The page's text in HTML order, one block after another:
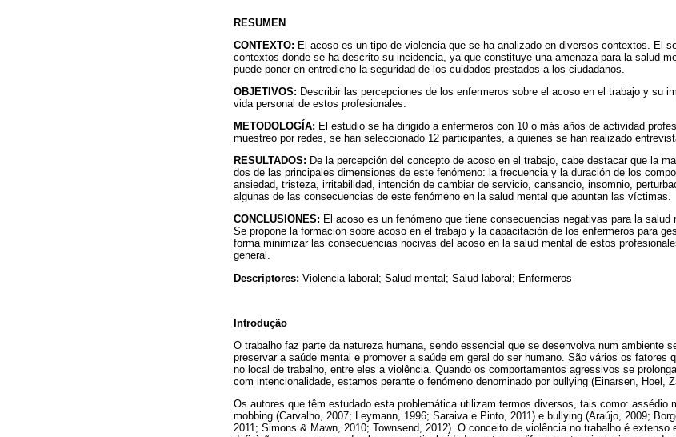
RESUMEN
CONTEXTO: El acoso es un tipo de violencia que se ha analizado en diversos contextos. El
contextos donde se ha descrito su incidencia, ya que constituye una amenaza para la salud
puede poner en entredicho la seguridad de los cuidados prestados a los ciudadanos.
OBJETIVOS: Describir las percepciones de los enfermeros sobre el acoso en el trabajo y su
vida personal de estos profesionales.
METODOLOGÍA: El estudio se ha dirigido a enfermeros con 10 o más años de actividad
muestreo por redes, se han seleccionado 12 participantes, a quienes se han realizado
RESULTADOS: De la percepción del concepto de acoso en el trabajo, cabe destacar que la
dos de las principales dimensiones de este fenómeno: la frecuencia y la duración de los
ansiedad, tristeza, irritabilidad, intención de cambiar de servicio, cansancio, insomnio,
algunas de las consecuencias de este fenómeno en la salud mental que apuntan las víctimas.
CONCLUSIONES: El acoso es un fenómeno que tiene consecuencias negativas para la
Se propone la formación sobre acoso en el trabajo y la capacitación de los enfermeros para
forma minimizar las consecuencias nocivas del acoso en la salud mental de estos
general.
Descriptores: Violencia laboral; Salud mental; Salud laboral; Enfermeros
Introdução
O trabalho faz parte da natureza humana, sendo essencial que se desenvolva num ambiente
preservar a saúde mental e promover a saúde em geral do ser humano. São vários os fatores
no local de trabalho, entre eles a violência. Quando os comportamentos agressivos se
com intencionalidade, estamos perante o fenómeno denominado por bullying (Einarsen, Hoel,
Os autores que têm estudado esta problemática utilizam termos diversos, tais como: assédio
mobbing (Carvalho, 2007; Leymann, 1996; Saraiva e Pinto, 2011) e bullying (Araújo, 2009;
2011; Simons & Mawn, 2010; Townsend, 2012). O conceito de violência no trabalho é extenso